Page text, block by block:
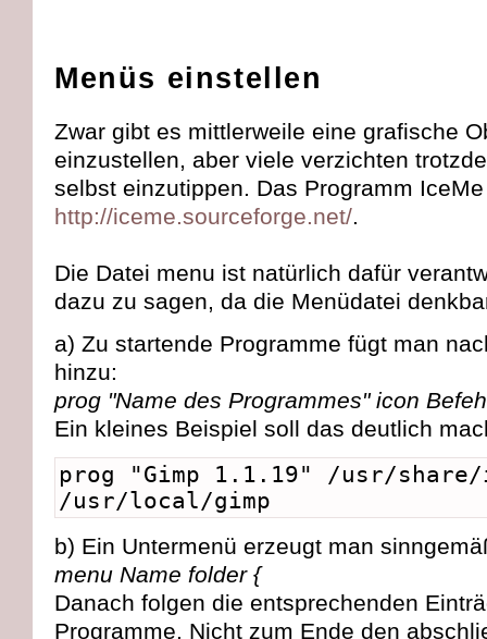
Menüs einstellen
Zwar gibt es mittlerweile eine grafische
einzustellen, aber viele verzichten
selbst einzutippen. Das Programm
http://iceme.sourceforge.net/.
Die Datei menu ist natürlich dafür
dazu zu sagen, da die Menüdatei
a) Zu startende Programme fügt man
hinzu:
prog "Name des Programmes" icon
Ein kleines Beispiel soll das deutlich
prog "Gimp 1.1.19" /usr/share/
/usr/local/gimp
b) Ein Untermenü erzeugt man
menu Name folder {
Danach folgen die entsprechenden
Programme. Nicht zum Ende den